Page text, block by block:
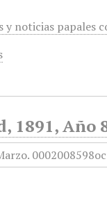
y noticias papales
Año